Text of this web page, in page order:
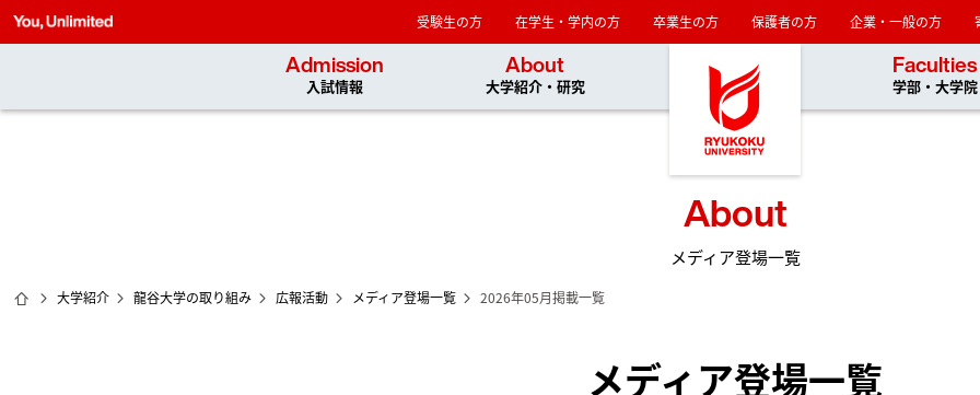
龍谷
受験生の方 在学生・学内の方 卒業生の方 保護者の方 企業・一般の方
Admission
入試情報
About
大学紹介・研究
Faculties
学部・大学院
About
メディア登場一覧
ホーム
大学紹介 龍谷大学の取り組み 広報活動 メディア登場一覧 2026年05月掲載一覧
メディア登場一覧